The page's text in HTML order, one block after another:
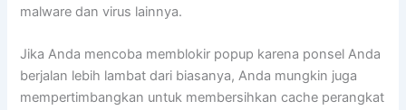
malware dan virus lainnya.
Jika Anda mencoba memblokir popup karena ponsel Anda
berjalan lebih lambat dari biasanya, Anda mungkin juga
mempertimbangkan untuk membersihkan cache perangkat